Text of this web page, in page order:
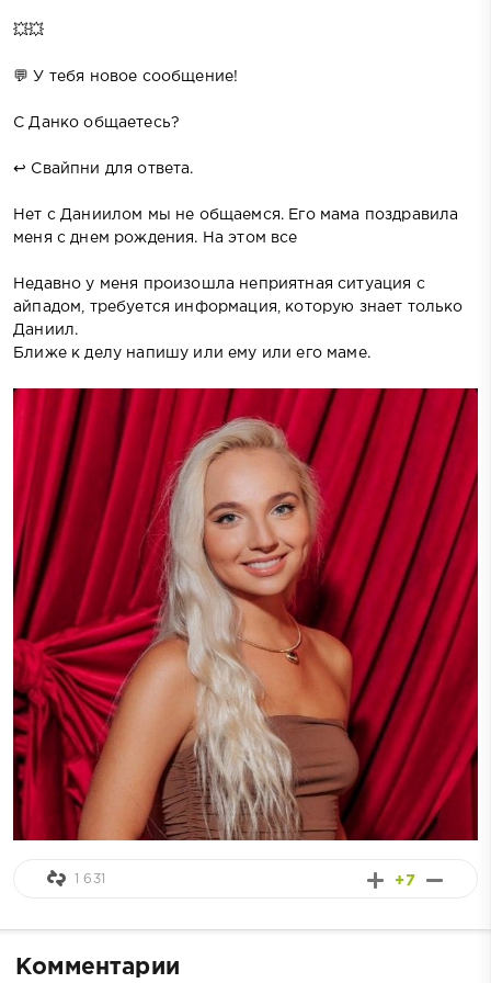
💥💥
💬 У тебя новое сообщение!
С Данко общаетесь?
↩️ Свайпни для ответа.
Нет с Даниилом мы не общаемся. Его мама поздравила
меня с днем рождения. На этом все
Недавно у меня произошла неприятная ситуация с
айпадом, требуется информация, которую знает только
Даниил.
Ближе к делу напишу или ему или его маме.
+7
1 631
Комментарии